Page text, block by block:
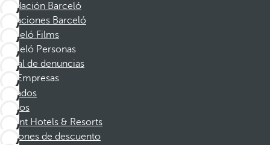
Fundación Barceló
Vacaciones Barceló
Barceló Films
Barceló Personas
Canal de denuncias
Empresas
Afiliados
Socios
Dorint Hotels & Resorts
Cupones de descuento